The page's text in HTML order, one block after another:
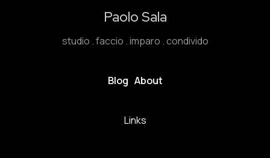
Paolo Sala
studio . faccio . imparo . condivido
Blog About
Links